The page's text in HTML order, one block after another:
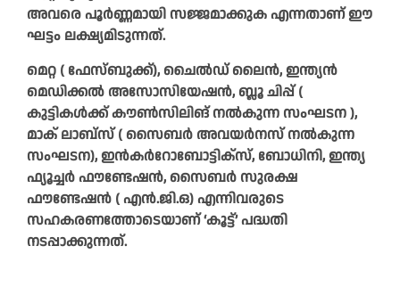
അവരെ പൂർണ്ണമായി സജ്ജമാക്കുക എന്നതാണ് ഈ
ഘട്ടം ലക്ഷ്യമിടുന്നത്.
മെറ്റ ( ഫേസ്ബുക്ക്), ചൈൽഡ് ലൈൻ, ഇന്ത്യൻ
മെഡിക്കൽ അസോസിയേഷൻ, ബ്ലൂ ചിപ്പ് (
കുട്ടികൾക്ക് കൗൺസിലിങ് നൽകുന്ന സംഘടന ),
മാക് ലാബ്സ് ( സൈബർ അവയർനസ് നൽകുന്ന
സംഘടന), ഇൻകർറോബോട്ടിക്സ്, ബോധിനി, ഇന്ത്യ
ഫ്യൂച്ചർ ഫൗണ്ടേഷൻ, സൈബർ സുരക്ഷ
ഫൗണ്ടേഷൻ ( എൻ.ജി.ഒ) എന്നിവരുടെ
സഹകരണത്തോടെയാണ് ‘കൂട്ട്’ പദ്ധതി
നടപ്പാക്കുന്നത്.